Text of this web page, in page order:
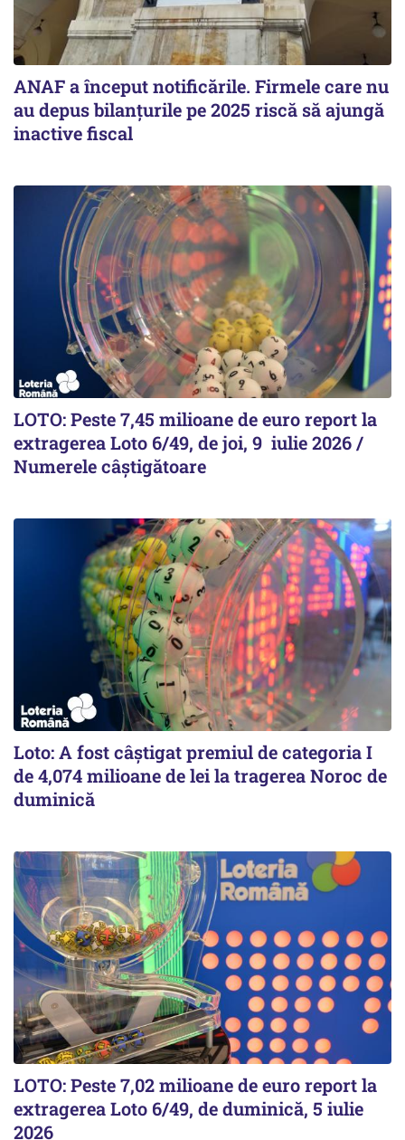
ANAF a început notificările. Firmele care nu
au depus bilanțurile pe 2025 riscă să ajungă
inactive fiscal
LOTO: Peste 7,45 milioane de euro report la
extragerea Loto 6/49, de joi, 9 iulie 2026 /
Numerele câștigătoare
Loto: A fost câștigat premiul de categoria I
de 4,074 milioane de lei la tragerea Noroc de
duminică
LOTO: Peste 7,02 milioane de euro report la
extragerea Loto 6/49, de duminică, 5 iulie
2026